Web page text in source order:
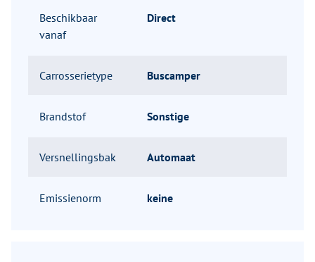
Beschikbaar
vanaf
Direct
Carrosserietype Buscamper
Brandstof Sonstige
Versnellingsbak Automaat
Emissienorm keine